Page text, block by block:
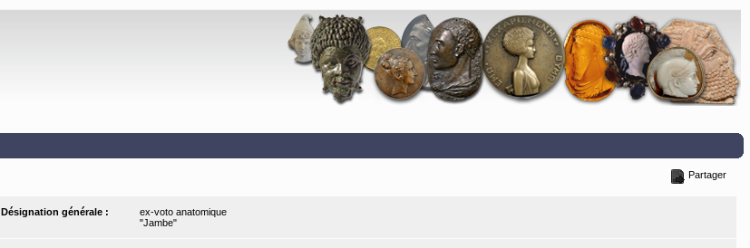
Partager
Désignation générale :
ex-voto anatomique
"Jambe"